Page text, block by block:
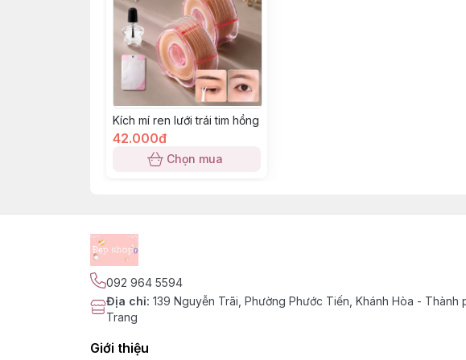
Kích mí ren lưới trái tim hồng
42.000đ
Chọn mua
092 964 5594
Địa chỉ: 139 Nguyễn Trãi, Phường Phước Tiến, Khánh Hòa - Thành
Trang
Giới thiệu